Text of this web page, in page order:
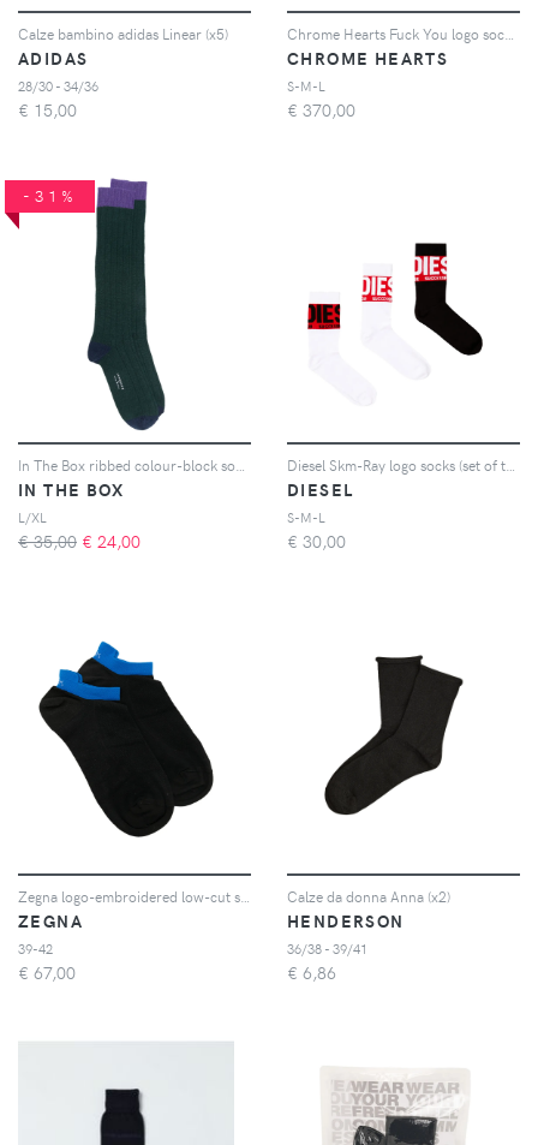
Calze bambino adidas Linear (x5)
ADIDAS
28/30 - 34/36
€ 15,00
CHROME HEARTS
S-M-L
€ 370,00
-31%
IN THE BOX
L/XL
€ 35,00 € 24,00
DIESEL
S-M-L
€ 30,00
ZEGNA
39-42
€ 67,00
Calze da donna Anna (x2)
HENDERSON
36/38 - 39/41
€ 6,86